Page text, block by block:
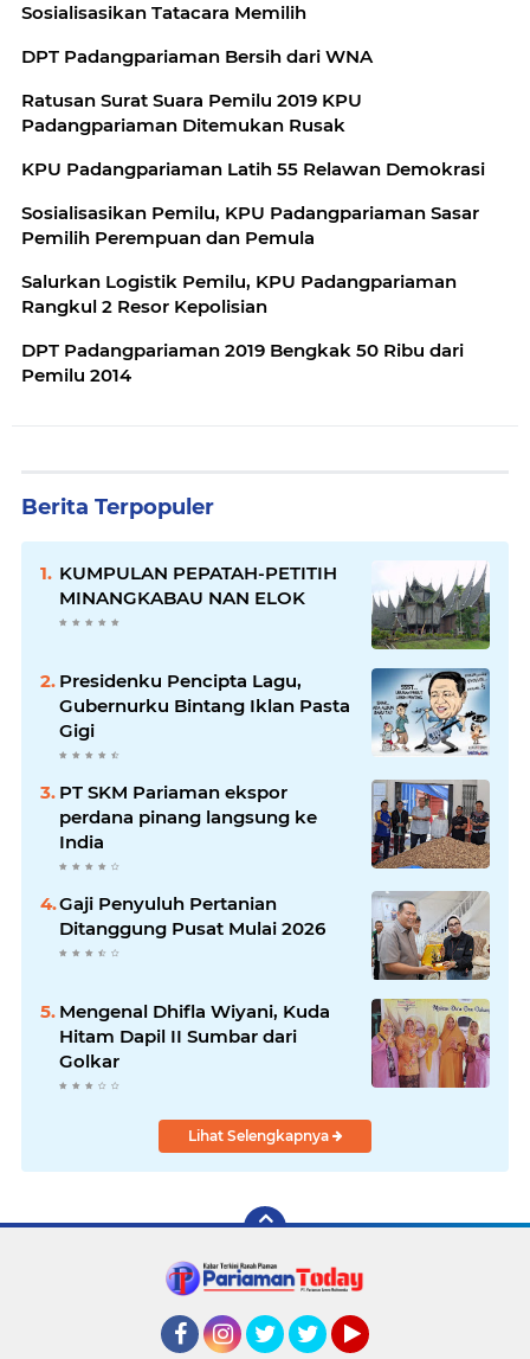
Sosialisasikan Tatacara Memilih
DPT Padangpariaman Bersih dari WNA
Ratusan Surat Suara Pemilu 2019 KPU
Padangpariaman Ditemukan Rusak
KPU Padangpariaman Latih 55 Relawan Demokrasi
Sosialisasikan Pemilu, KPU Padangpariaman Sasar
Pemilih Perempuan dan Pemula
Salurkan Logistik Pemilu, KPU Padangpariaman
Rangkul 2 Resor Kepolisian
DPT Padangpariaman 2019 Bengkak 50 Ribu dari
Pemilu 2014
Berita Terpopuler
KUMPULAN PEPATAH-PETITIH
MINANGKABAU NAN ELOK
Presidenku Pencipta Lagu,
Gubernurku Bintang Iklan Pasta
Gigi
PT SKM Pariaman ekspor
perdana pinang langsung ke
India
Gaji Penyuluh Pertanian
Ditanggung Pusat Mulai 2026
Mengenal Dhifla Wiyani, Kuda
Hitam Dapil II Sumbar dari
Golkar
Lihat Selengkapnya